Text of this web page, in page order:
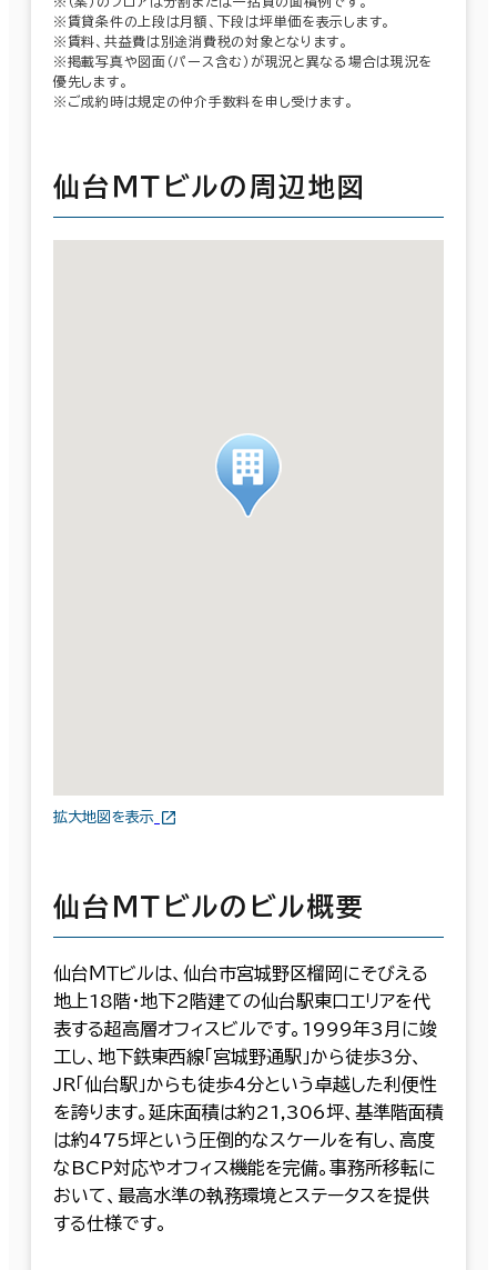
※賃貸条件の上段は月額、下段は坪単価を表示します。
※賃料、共益費は別途消費税の対象となります。
※掲載写真や図面（パース含む）が現況と異なる場合は現況を
優先します。
※ご成約時は規定の仲介手数料を申し受けます。
仙台ＭＴビルの周辺地図
拡大地図を表示
仙台ＭＴビルのビル概要
仙台ＭＴビルは、仙台市宮城野区榴岡にそびえる
地上18階・地下2階建ての仙台駅東口エリアを代
表する超高層オフィスビルです。1999年3月に竣
工し、地下鉄東西線「宮城野通駅」から徒歩3分、
JR「仙台駅」からも徒歩4分という卓越した利便性
を誇ります。延床面積は約21,306坪、基準階面積
は約475坪という圧倒的なスケールを有し、高度
なBCP対応やオフィス機能を完備。事務所移転に
おいて、最高水準の執務環境とステータスを提供
する仕様です。